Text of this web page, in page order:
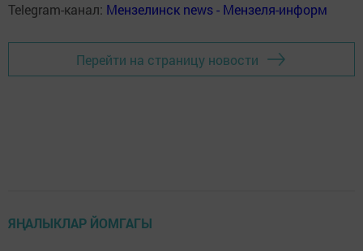
Telegram-канал: Мензелинск news - Мензеля-информ
Перейти на страницу новости
ЯҢАЛЫКЛАР ЙОМГАГЫ